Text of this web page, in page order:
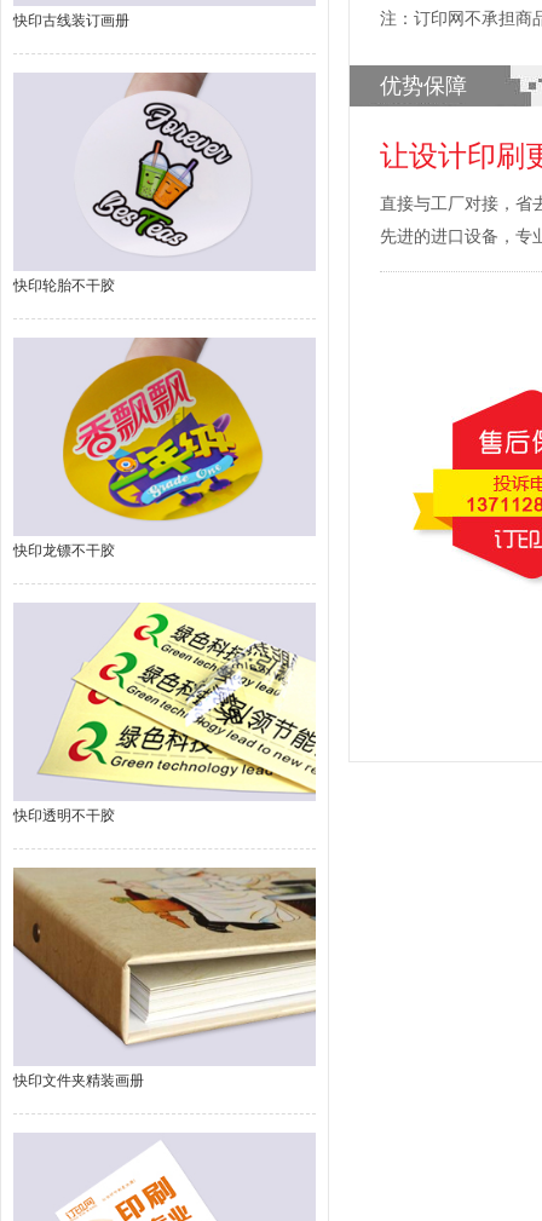
快印古线装订画册
快印轮胎不干胶
快印龙镖不干胶
快印透明不干胶
快印文件夹精装画册
注：订印网不承担商
优势保障
让设计印刷
直接与工厂对接，省
先进的进口设备，专